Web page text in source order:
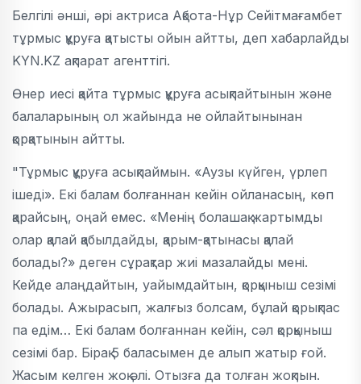
Белгілі әнші, әрі актриса Ақбота-Нұр Сейітмағамбет
тұрмыс құруға қатысты ойын айтты, деп хабарлайды
KYN.KZ ақпарат агенттігі.
Өнер иесі қайта тұрмыс құруға асықпайтынын және
балаларының ол жайында не ойлайтынынан
қорқатынын айтты.
"Тұрмыс құруға асықпаймын. «Аузы күйген, үрлеп
ішеді». Екі балам болғаннан кейін ойланасың, көп
қарайсың, оңай емес. «Менің болашақ жартымды
олар қалай қабылдайды, қарым-қатынасы қалай
болады?» деген сұрақтар жиі мазалайды мені.
Кейде алаңдайтын, уайымдайтын, қорқыныш сезімі
болады. Ажырасып, жалғыз болсам, бұлай қорықпас
па едім… Екі балам болғаннан кейін, сәл қорқыныш
сезімі бар. Бірақ 5 баласымен де алып жатыр ғой.
Жасым келген жоқ әлі. Отызға да толған жоқпын.